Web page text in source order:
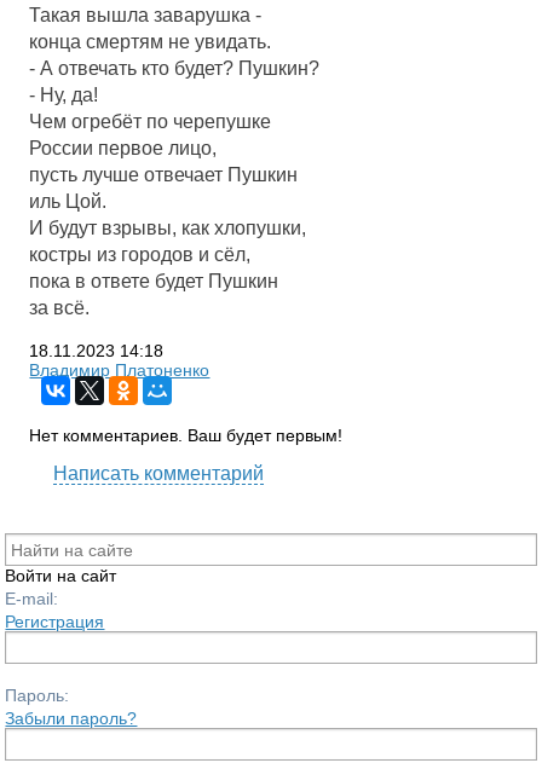
Такая вышла заварушка -
конца смертям не увидать.
- А отвечать кто будет? Пушкин?
- Ну, да!
Чем огребёт по черепушке
России первое лицо,
пусть лучше отвечает Пушкин
иль Цой.
И будут взрывы, как хлопушки,
костры из городов и сёл,
пока в ответе будет Пушкин
за всё.
18.11.2023 14:18
Владимир Платоненко
Нет комментариев. Ваш будет первым!
Написать комментарий
Войти на сайт
E-mail:
Регистрация
Пароль:
Забыли пароль?